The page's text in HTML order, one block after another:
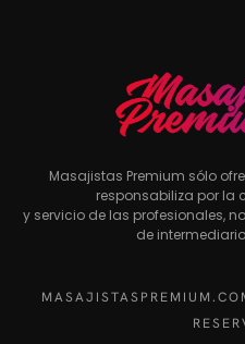
Masajistas Premium sólo
responsabiliza por la
y servicio de las profesionales,
de